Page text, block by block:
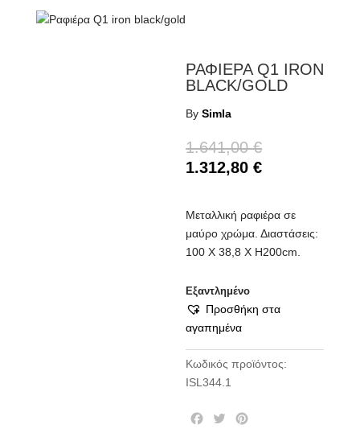
ΡΑΦΙΕΡΑ Q1 IRON
BLACK/GOLD
BySimla
1.641,00€
1.312,80€
Μεταλλική ραφιέρα σε
μαύρο χρώμα. Διαστάσεις:
100 Χ 38,8 Χ Η200cm.
Εξαντλημένο
Προσθήκη στα
αγαπημένα
Κωδικός προϊόντος:
ISL344.1
T